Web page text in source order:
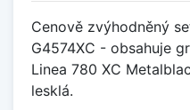
Cenově zvýhodněný
G4574XC - obsahuje
Linea 780 XC
lesklá.